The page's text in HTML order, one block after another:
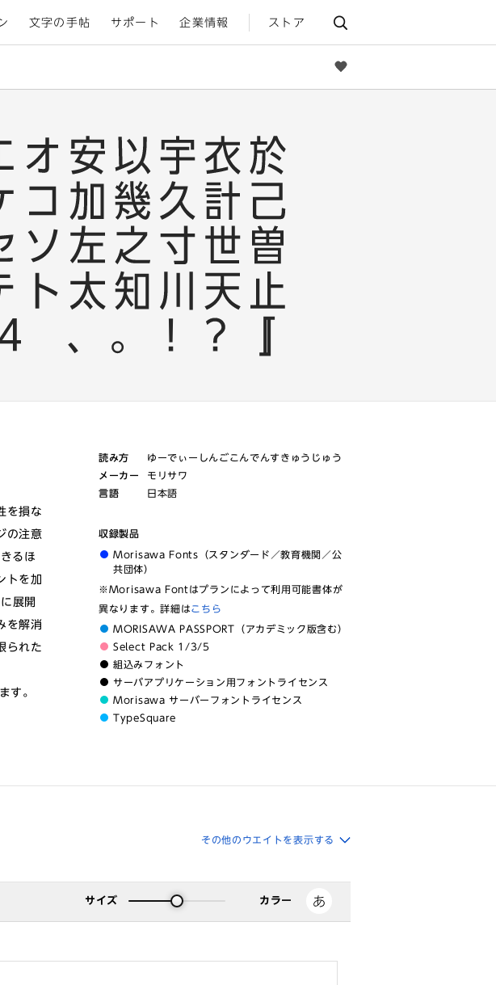
文字の手帖 サポート 企業情報 ストア
を損な
の注意
るほ
トを加
展開
を解消
られた
す。
読み方
ゆーでぃーしんごこんでんすきゅうじゅう
メーカー
モリサワ
言語
日本語
収録製品
Morisawa Fonts（スタンダード／教育機関／公
共団体）
※Morisawa Fontはプランによって利用可能書体が
異なります。詳細はこちら
MORISAWA PASSPORT（アカデミック版含む）
Select Pack 1/3/5
組込みフォント
サーバアプリケーション用フォントライセンス
Morisawa サーバーフォントライセンス
TypeSquare
その他のウエイトを表示する
サイズ カラー